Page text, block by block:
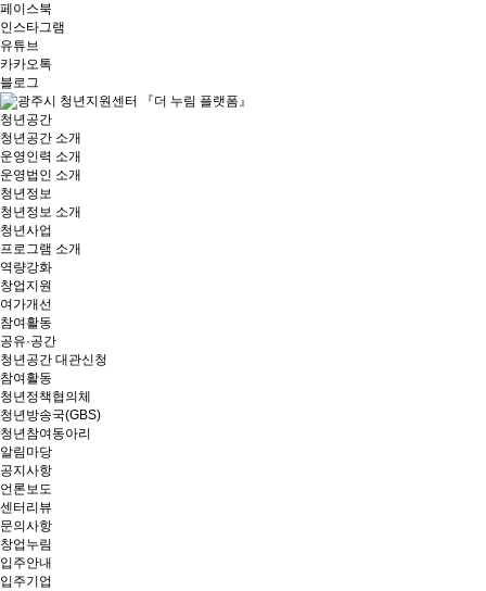
페이스북
인스타그램
유튜브
카카오톡
블로그
청년공간
청년공간 소개
운영인력 소개
운영법인 소개
청년정보
청년정보 소개
청년사업
프로그램 소개
역량강화
창업지원
여가개선
참여활동
공유·공간
청년공간 대관신청
참여활동
청년정책협의체
청년방송국(GBS)
청년참여동아리
알림마당
공지사항
언론보도
센터리뷰
문의사항
창업누림
입주안내
입주기업